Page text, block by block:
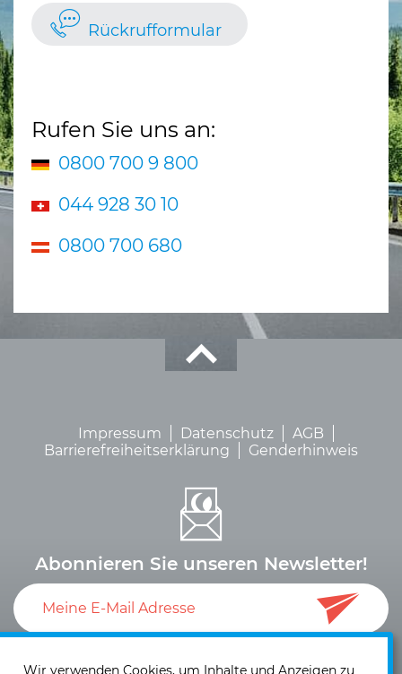
Rückrufformular
Rufen Sie uns an:
0800 700 9 800
044 928 30 10
0800 700 680
Impressum Datenschutz
AGB
Barrierefreiheitserklärung
Genderhinweis
Abonnieren Sie unseren Newsletter!
Einwilligung zum Versand von Neuigkeiten und
Wir verwenden Cookies, um Inhalte und Anzeigen zu